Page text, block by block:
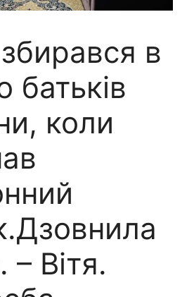
в
батьків
коли
– Вітя.